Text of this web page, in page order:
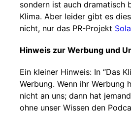
sondern ist auch dramatisch
Klima. Aber leider gibt es
nicht, nur das PR-Projekt
Hinweis zur Werbung und
Ein kleiner Hinweis: In “Das
Werbung. Wenn ihr Werbung
nicht an uns; dann hat
ohne unser Wissen den